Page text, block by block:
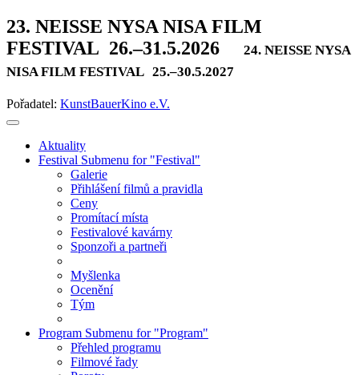
23. NEISSE NYSA NISA FILM
FESTIVAL 26.–31.5.2026
24. NEISSE NYSA
NISA FILM FESTIVAL 25.–30.5.2027
Pořadatel: KunstBauerKino e.V.
Aktuality
Festival Submenu for "Festival"
Galerie
Přihlášení filmů a pravidla
Ceny
Promítací místa
Festivalové kavárny
Sponzoři a partneři
Myšlenka
Ocenění
Tým
Program Submenu for "Program"
Přehled programu
Filmové řady